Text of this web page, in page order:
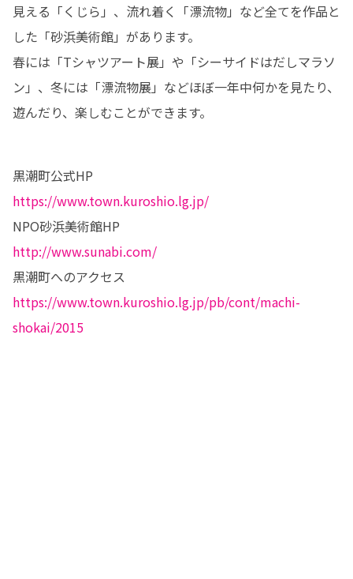
見える「くじら」、流れ着く「漂流物」など全てを作品と
した「砂浜美術館」があります。
春には「Tシャツアート展」や「シーサイドはだしマラソ
ン」、冬には「漂流物展」などほぼ一年中何かを見たり、
遊んだり、楽しむことができます。
https://www.town.kuroshio.lg.jp/
http://www.sunabi.com/
https://www.town.kuroshio.lg.jp/pb/cont/machi-
shokai/2015